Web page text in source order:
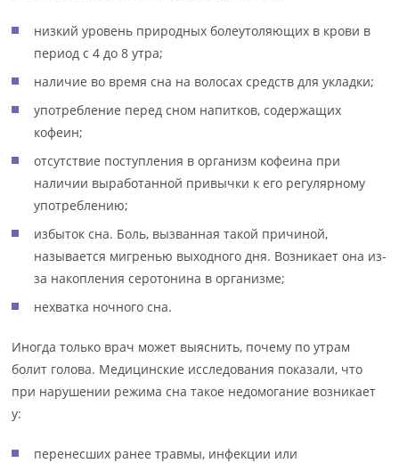
низкий уровень природных болеутоляющих в крови в
период с 4 до 8 утра;
наличие во время сна на волосах средств для укладки;
употребление перед сном напитков, содержащих
кофеин;
отсутствие поступления в организм кофеина при
наличии выработанной привычки к его регулярному
употреблению;
избыток сна. Боль, вызванная такой причиной,
называется мигренью выходного дня. Возникает она из-
за накопления серотонина в организме;
нехватка ночного сна.
Иногда только врач может выяснить, почему по утрам
болит голова. Медицинские исследования показали, что
при нарушении режима сна такое недомогание возникает
у:
перенесших ранее травмы, инфекции или